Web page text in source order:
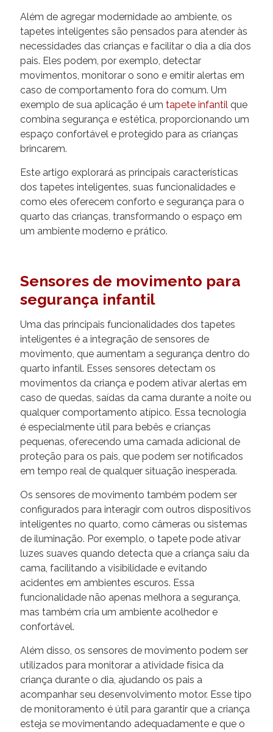
Além de agregar modernidade ao ambiente, os
tapetes inteligentes são pensados para atender às
necessidades das crianças e facilitar o dia a dia dos
pais. Eles podem, por exemplo, detectar
movimentos, monitorar o sono e emitir alertas em
caso de comportamento fora do comum. Um
exemplo de sua aplicação é um tapete infantil que
combina segurança e estética, proporcionando um
espaço confortável e protegido para as crianças
brincarem.
Este artigo explorará as principais características
dos tapetes inteligentes, suas funcionalidades e
como eles oferecem conforto e segurança para o
quarto das crianças, transformando o espaço em
um ambiente moderno e prático.
Sensores de movimento para
segurança infantil
Uma das principais funcionalidades dos tapetes
inteligentes é a integração de sensores de
movimento, que aumentam a segurança dentro do
quarto infantil. Esses sensores detectam os
movimentos da criança e podem ativar alertas em
caso de quedas, saídas da cama durante a noite ou
qualquer comportamento atípico. Essa tecnologia
é especialmente útil para bebês e crianças
pequenas, oferecendo uma camada adicional de
proteção para os pais, que podem ser notificados
em tempo real de qualquer situação inesperada.
Os sensores de movimento também podem ser
configurados para interagir com outros dispositivos
inteligentes no quarto, como câmeras ou sistemas
de iluminação. Por exemplo, o tapete pode ativar
luzes suaves quando detecta que a criança saiu da
cama, facilitando a visibilidade e evitando
acidentes em ambientes escuros. Essa
funcionalidade não apenas melhora a segurança,
mas também cria um ambiente acolhedor e
confortável.
Além disso, os sensores de movimento podem ser
utilizados para monitorar a atividade física da
criança durante o dia, ajudando os pais a
acompanhar seu desenvolvimento motor. Esse tipo
de monitoramento é útil para garantir que a criança
esteja se movimentando adequadamente e que o